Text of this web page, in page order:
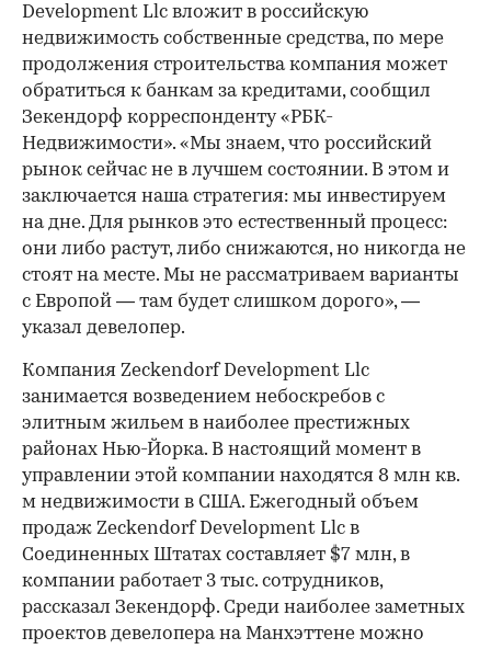
Development Llc вложит в российскую
недвижимость собственные средства, по мере
продолжения строительства компания может
обратиться к банкам за кредитами, сообщил
Зекендорф корреспонденту «РБК-
Недвижимости». «Мы знаем, что российский
рынок сейчас не в лучшем состоянии. В этом и
заключается наша стратегия: мы инвестируем
на дне. Для рынков это естественный процесс:
они либо растут, либо снижаются, но никогда не
стоят на месте. Мы не рассматриваем варианты
с Европой — там будет слишком дорого», —
указал девелопер.
00:00 / 00:00
Компания Zeckendorf Development Llc
занимается возведением небоскребов с
элитным жильем в наиболее престижных
районах Нью-Йорка. В настоящий момент в
управлении этой компании находятся 8 млн кв.
м недвижимости в США. Ежегодный объем
продаж Zeckendorf Development Llc в
Соединенных Штатах составляет $7 млн, в
компании работает 3 тыс. сотрудников,
рассказал Зекендорф. Среди наиболее заметных
проектов девелопера на Манхэттене можно